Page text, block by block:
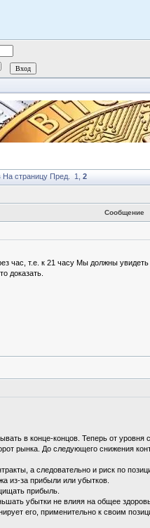
На страницу Пред. 1 2
Сообщение
час, т.е. к 21 часу Мы должны
доказать.
в конце-концов. Теперь от
рынка. До следующего снижения
а следовательно и риск по
из-за прибыли или убытков.
прибыль.
убытки не влияя на общее
его, применительно к своим